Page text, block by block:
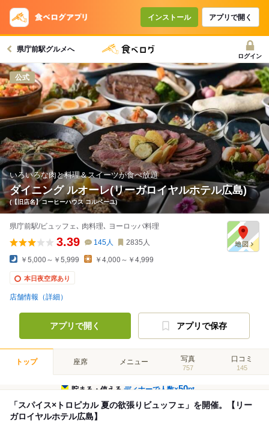
インストール アプリで開く
県庁前駅グルメへ
ログイン
公式
いろいろな肉と料理＆スイーツが食べ放題
ダイニング ルオーレ(リーガロイヤルホテル広島)
(【旧店名】コーヒーハウス コルベーユ)
県庁前駅/ビュッフェ､ 肉料理､ ヨーロッパ料理
3.39 145人 2835 人
￥5,000～￥5,999 ￥4,000～￥4,999
本日夜空席あり
店舗情報（詳細）
アプリで開く アプリで保存
トップ 座席 メニュー 写真
757
口コミ
145
貯まる・使えるディナーで人数×50pt
「スパイス×トロピカル 夏の欲張りビュッフェ」を開催。【リー
ガロイヤルホテル広島】
コースで使えるクーポン
戻る
クーポンを利用せず予約する